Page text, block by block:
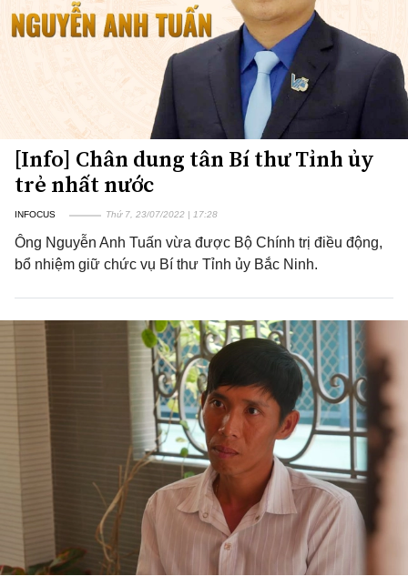
[Info] Chân dung tân Bí thư Tỉnh ủy
trẻ nhất nước
INFOCUS Thứ 7, 23/07/2022 | 17:28
Ông Nguyễn Anh Tuấn vừa được Bộ Chính trị điều động,
bổ nhiệm giữ chức vụ Bí thư Tỉnh ủy Bắc Ninh.